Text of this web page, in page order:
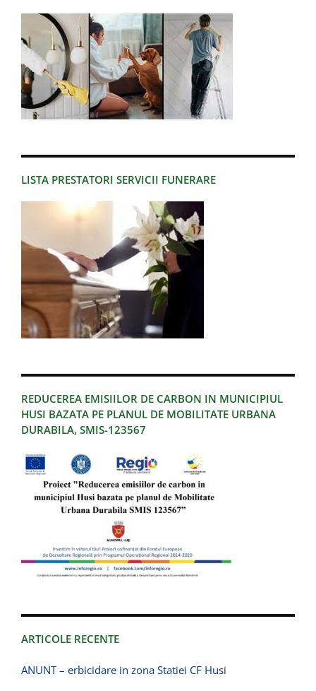
LISTA PRESTATORI SERVICII FUNERARE
REDUCEREA EMISIILOR DE CARBON IN MUNICIPIUL
HUSI BAZATA PE PLANUL DE MOBILITATE URBANA
DURABILA, SMIS-123567
ARTICOLE RECENTE
ANUNT – erbicidare in zona Statiei CF Husi